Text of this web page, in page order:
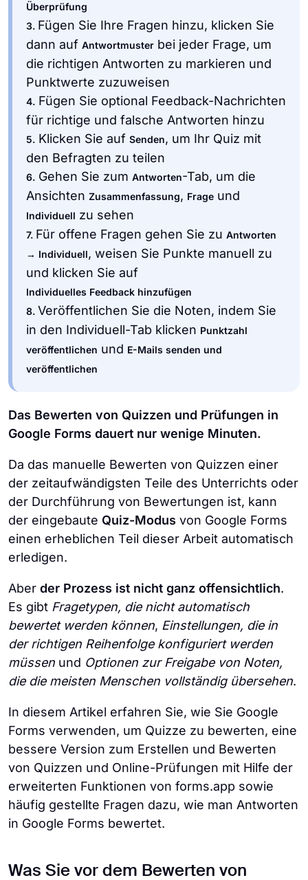
Überprüfung
3. Fügen Sie Ihre Fragen hinzu, klicken Sie
dann auf Antwortmuster bei jeder Frage, um
die richtigen Antworten zu markieren und
Punktwerte zuzuweisen
4. Fügen Sie optional Feedback-Nachrichten
für richtige und falsche Antworten hinzu
5. Klicken Sie auf Senden, um Ihr Quiz mit
den Befragten zu teilen
6. Gehen Sie zum Antworten-Tab, um die
Ansichten Zusammenfassung, Frage und
Individuell zu sehen
7. Für offene Fragen gehen Sie zu Antworten
→ Individuell, weisen Sie Punkte manuell zu
und klicken Sie auf
Individuelles Feedback hinzufügen
8. Veröffentlichen Sie die Noten, indem Sie
in den Individuell-Tab klicken Punktzahl
veröffentlichen und E-Mails senden und
veröffentlichen
Das Bewerten von Quizzen und Prüfungen in
Google Forms dauert nur wenige Minuten.
Da das manuelle Bewerten von Quizzen einer
der zeitaufwändigsten Teile des Unterrichts oder
der Durchführung von Bewertungen ist, kann
der eingebaute Quiz-Modus von Google Forms
einen erheblichen Teil dieser Arbeit automatisch
erledigen.
Aber der Prozess ist nicht ganz offensichtlich.
Es gibt Fragetypen, die nicht automatisch
bewertet werden können, Einstellungen, die in
der richtigen Reihenfolge konfiguriert werden
müssen und Optionen zur Freigabe von Noten,
die die meisten Menschen vollständig übersehen.
In diesem Artikel erfahren Sie, wie Sie Google
Forms verwenden, um Quizze zu bewerten, eine
bessere Version zum Erstellen und Bewerten
von Quizzen und Online-Prüfungen mit Hilfe der
erweiterten Funktionen von forms.app sowie
häufig gestellte Fragen dazu, wie man Antworten
in Google Forms bewertet.
Was Sie vor dem Bewerten von